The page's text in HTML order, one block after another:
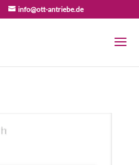
info@ott-antriebe.de